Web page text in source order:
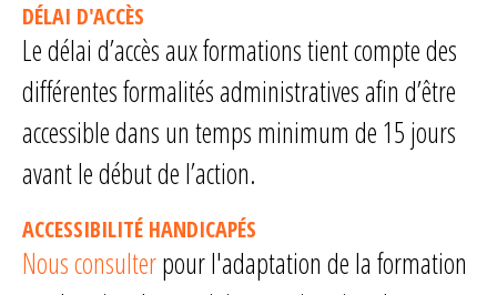
DÉLAI D'ACCÈS
Le délai d’accès aux formations tient compte des
différentes formalités administratives afin d’être
accessible dans un temps minimum de 15 jours
avant le début de l’action.
ACCESSIBILITÉ HANDICAPÉS
Nous consulterpour l'adaptation de la formation